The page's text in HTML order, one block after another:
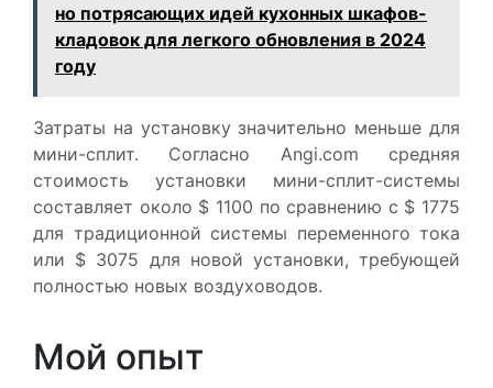
но потрясающих идей кухонных шкафов-
кладовок для легкого обновления в 2024
году
Затраты на установку значительно меньше для
мини-сплит. Согласно Angi.com средняя
стоимость установки мини-сплит-системы
составляет около $ 1100 по сравнению с $ 1775
для традиционной системы переменного тока
или $ 3075 для новой установки, требующей
полностью новых воздуховодов.
Мой опыт